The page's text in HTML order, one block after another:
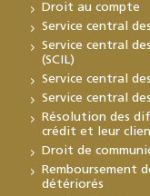
Droit au compte
Service central
Service central
(SCIL)
Service central
Service central
Résolution des
crédit et leur
Droit de
Remboursement
détériorés